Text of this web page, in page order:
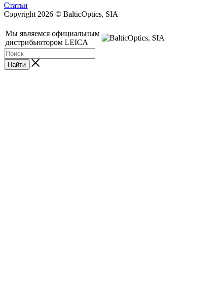
Статьи
Copyright 2026 © BalticOptics, SIA
Мы являемся официальным
дистрибьютором LEICA
Найти